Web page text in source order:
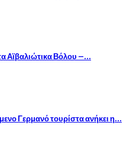
Αϊβαλιώτικα Βόλου –…
Γερμανό τουρίστα ανήκει η…